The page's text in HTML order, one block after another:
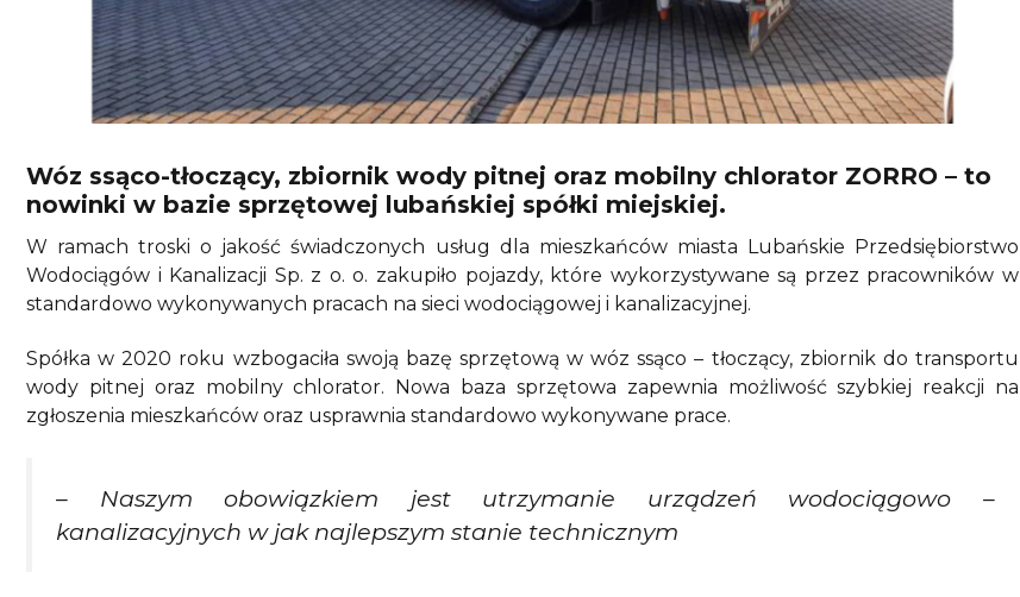
Wóz ssąco-tłoczący, zbiornik wody pitnej oraz mobilny chlorator ZORRO – to
nowinki w bazie sprzętowej lubańskiej spółki miejskiej.
W ramach troski o jakość świadczonych usług dla mieszkańców miasta Lubańskie Przedsiębiorstwo
Wodociągów i Kanalizacji Sp. z o. o. zakupiło pojazdy, które wykorzystywane są przez pracowników w
standardowo wykonywanych pracach na sieci wodociągowej i kanalizacyjnej.
Spółka w 2020 roku wzbogaciła swoją bazę sprzętową w wóz ssąco – tłoczący, zbiornik do transportu
wody pitnej oraz mobilny chlorator. Nowa baza sprzętowa zapewnia możliwość szybkiej reakcji na
zgłoszenia mieszkańców oraz usprawnia standardowo wykonywane prace.
– Naszym obowiązkiem jest utrzymanie urządzeń wodociągowo –
kanalizacyjnych w jak najlepszym stanie technicznym